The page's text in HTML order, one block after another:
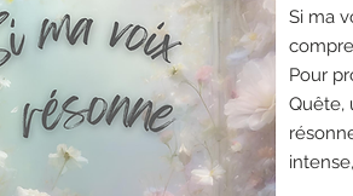
Si ma
Pour
Quête,